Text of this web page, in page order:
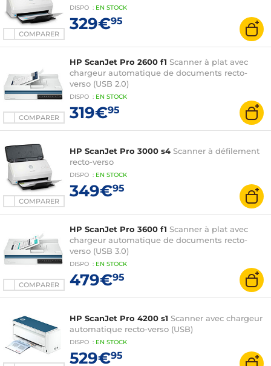
COMPARER
DISPO : EN STOCK
329€95
COMPARER
HP ScanJet Pro 2600 f1 Scanner à plat avec
chargeur automatique de documents recto-
verso (USB 2.0)
DISPO : EN STOCK
319€95
COMPARER
HP ScanJet Pro 3000 s4 Scanner à défilement
recto-verso
DISPO : EN STOCK
349€95
COMPARER
HP ScanJet Pro 3600 f1 Scanner à plat avec
chargeur automatique de documents recto-
verso (USB 3.0)
DISPO : EN STOCK
479€95
HP ScanJet Pro 4200 s1 Scanner avec chargeur
automatique recto-verso (USB)
DISPO : EN STOCK
529€95